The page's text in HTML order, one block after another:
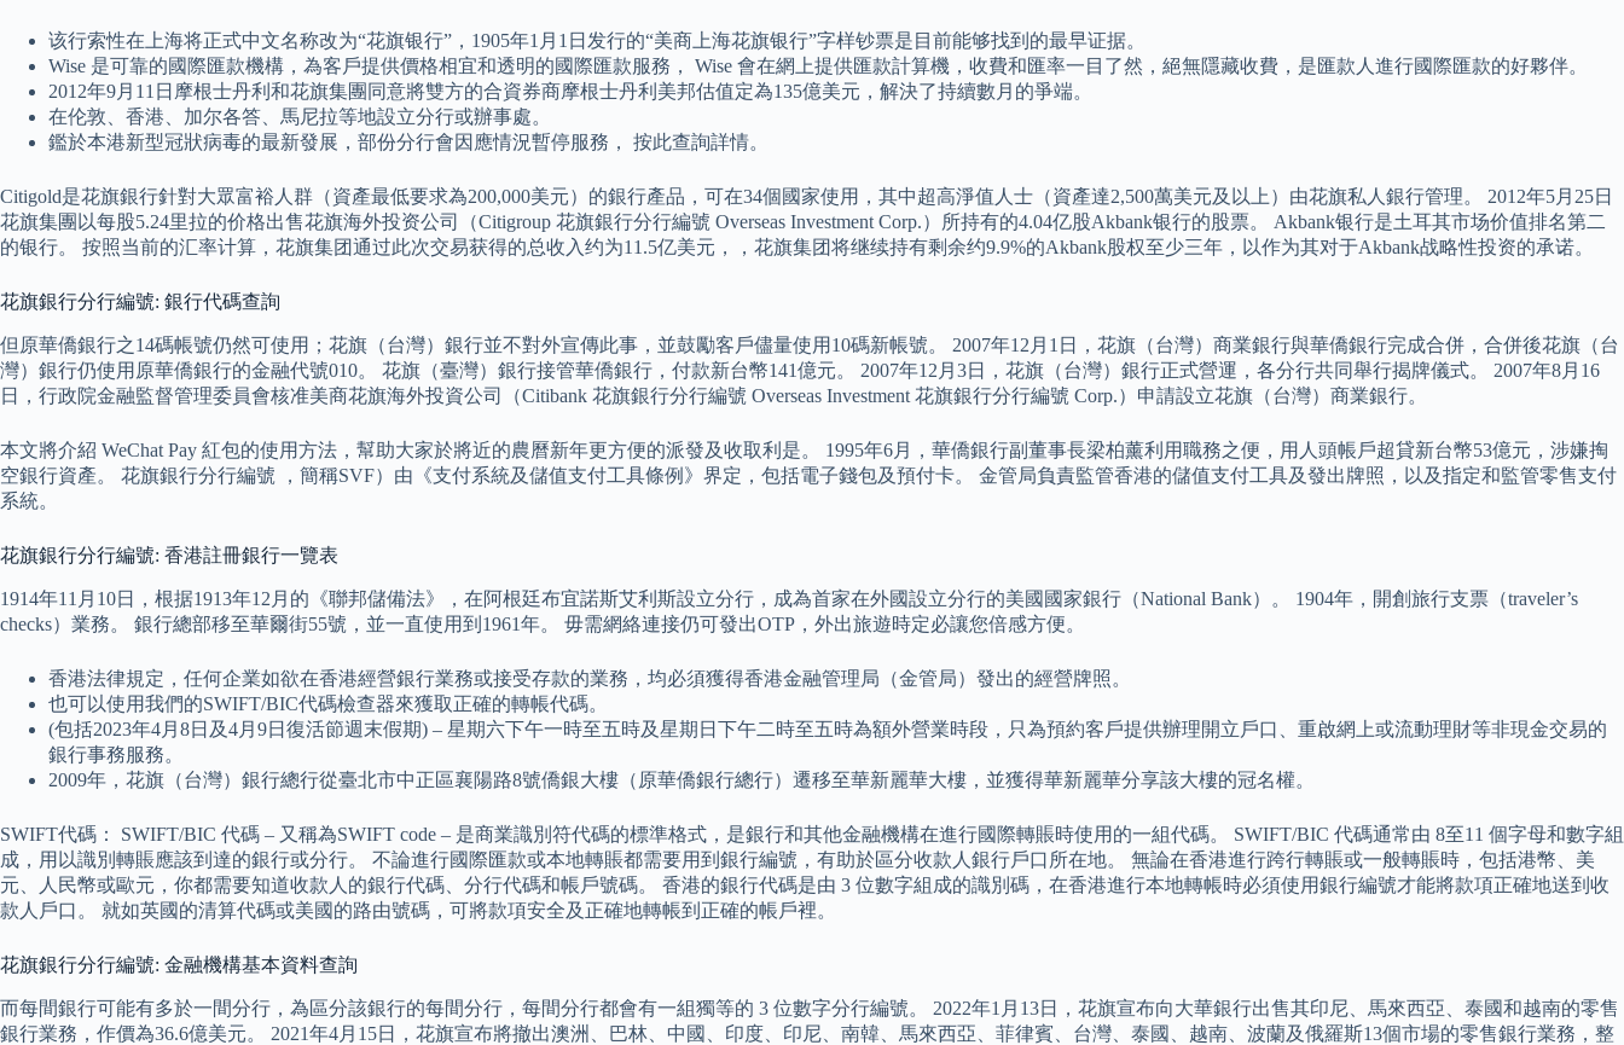
该行索性在上海将正式中文名称改为“花旗银行”，1905年1月1日发行的“美商上海花旗银行”字样钞票是目前能够找到的最早证据。
Wise 是可靠的國際匯款機構，為客戶提供價格相宜和透明的國際匯款服務， Wise 會在網上提供匯款計算機，收費和匯率一目了然，絕無隱藏收費，是匯款人進行國際匯款的好夥伴。
2012年9月11日摩根士丹利和花旗集團同意將雙方的合資券商摩根士丹利美邦估值定為135億美元，解決了持續數月的爭端。
在伦敦、香港、加尔各答、馬尼拉等地設立分行或辦事處。
鑑於本港新型冠狀病毒的最新發展，部份分行會因應情況暫停服務， 按此查詢詳情。
Citigold是花旗銀行針對大眾富裕人群（資產最低要求為200,000美元）的銀行產品，可在34個國家使用，其中超高淨值人士（資產達2,500萬美元及以上）由花旗私人銀行管理。 2012年5月25日
花旗集團以每股5.24里拉的价格出售花旗海外投资公司（Citigroup 花旗銀行分行編號 Overseas Investment Corp.）所持有的4.04亿股Akbank银行的股票。 Akbank银行是土耳其市场价值排名第二
的银行。 按照当前的汇率计算，花旗集团通过此次交易获得的总收入约为11.5亿美元，，花旗集团将继续持有剩余约9.9%的Akbank股权至少三年，以作为其对于Akbank战略性投资的承诺。
花旗銀行分行編號: 銀行代碼查詢
但原華僑銀行之14碼帳號仍然可使用；花旗（台灣）銀行並不對外宣傳此事，並鼓勵客戶儘量使用10碼新帳號。 2007年12月1日，花旗（台灣）商業銀行與華僑銀行完成合併，合併後花旗（台
灣）銀行仍使用原華僑銀行的金融代號010。 花旗（臺灣）銀行接管華僑銀行，付款新台幣141億元。 2007年12月3日，花旗（台灣）銀行正式營運，各分行共同舉行揭牌儀式。 2007年8月16
日，行政院金融監督管理委員會核准美商花旗海外投資公司（Citibank 花旗銀行分行編號 Overseas Investment 花旗銀行分行編號 Corp.）申請設立花旗（台灣）商業銀行。
本文將介紹 WeChat Pay 紅包的使用方法，幫助大家於將近的農曆新年更方便的派發及收取利是。 1995年6月，華僑銀行副董事長梁柏薰利用職務之便，用人頭帳戶超貸新台幣53億元，涉嫌掏
空銀行資產。 花旗銀行分行編號 ，簡稱SVF）由《支付系統及儲值支付工具條例》界定，包括電子錢包及預付卡。 金管局負責監管香港的儲值支付工具及發出牌照，以及指定和監管零售支付
系統。
花旗銀行分行編號: 香港註冊銀行一覽表
1914年11月10日，根据1913年12月的《聯邦儲備法》，在阿根廷布宜諾斯艾利斯設立分行，成為首家在外國設立分行的美國國家銀行（National Bank）。 1904年，開創旅行支票（traveler’s
checks）業務。 銀行總部移至華爾街55號，並一直使用到1961年。 毋需網絡連接仍可發出OTP，外出旅遊時定必讓您倍感方便。
香港法律規定，任何企業如欲在香港經營銀行業務或接受存款的業務，均必須獲得香港金融管理局（金管局）發出的經營牌照。
也可以使用我們的SWIFT/BIC代碼檢查器來獲取正確的轉帳代碼。
(包括2023年4月8日及4月9日復活節週末假期) – 星期六下午一時至五時及星期日下午二時至五時為額外營業時段，只為預約客戶提供辦理開立戶口、重啟網上或流動理財等非現金交易的
銀行事務服務。
2009年，花旗（台灣）銀行總行從臺北市中正區襄陽路8號僑銀大樓（原華僑銀行總行）遷移至華新麗華大樓，並獲得華新麗華分享該大樓的冠名權。
SWIFT代碼： SWIFT/BIC 代碼 – 又稱為SWIFT code – 是商業識別符代碼的標準格式，是銀行和其他金融機構在進行國際轉賬時使用的一組代碼。 SWIFT/BIC 代碼通常由 8至11 個字母和數字組
成，用以識別轉賬應該到達的銀行或分行。 不論進行國際匯款或本地轉賬都需要用到銀行編號，有助於區分收款人銀行戶口所在地。 無論在香港進行跨行轉賬或一般轉賬時，包括港幣、美
元、人民幣或歐元，你都需要知道收款人的銀行代碼、分行代碼和帳戶號碼。 香港的銀行代碼是由 3 位數字組成的識別碼，在香港進行本地轉帳時必須使用銀行編號才能將款項正確地送到收
款人戶口。 就如英國的清算代碼或美國的路由號碼，可將款項安全及正確地轉帳到正確的帳戶裡。
花旗銀行分行編號: 金融機構基本資料查詢
而每間銀行可能有多於一間分行，為區分該銀行的每間分行，每間分行都會有一組獨等的 3 位數字分行編號。 2022年1月13日，花旗宣布向大華銀行出售其印尼、馬來西亞、泰國和越南的零售
銀行業務，作價為36.6億美元。 2021年4月15日，花旗宣布將撤出澳洲、巴林、中國、印度、印尼、南韓、馬來西亞、菲律賓、台灣、泰國、越南、波蘭及俄羅斯13個市場的零售銀行業務，整